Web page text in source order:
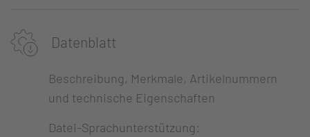
Datenblatt
Beschreibung, Merkmale, Artikelnummern
und technische Eigenschaften
Datei-Sprachunterstützung: